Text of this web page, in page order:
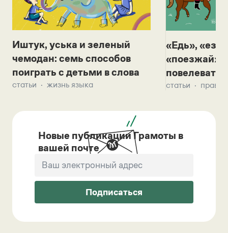
Иштук, уська и зеленый
чемодан: семь способов
поиграть с детьми в слова
статьи жизнь языка
«Едь»,
«поезжай»?
повелевать
статьи
Новые публикации Грамоты в
вашей почте
Подписаться